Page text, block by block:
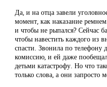
Да, и на отца завели
момент, как наказание
и чтобы не рыпался? Сейчас
чтобы навестить каждого из
спасти. Звонила по телефону
комиссию, и ей даже
детьми катастрофу. Но что
только слова, а они запросто